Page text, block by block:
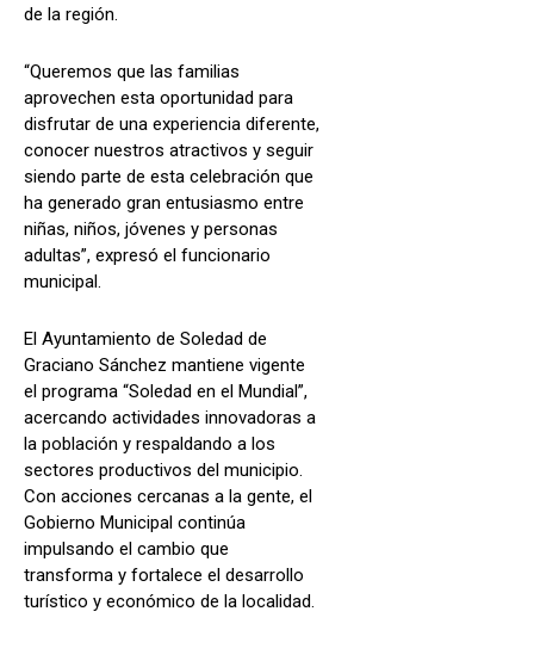
de la región.
“Queremos que las familias
aprovechen esta oportunidad para
disfrutar de una experiencia diferente,
conocer nuestros atractivos y seguir
siendo parte de esta celebración que
ha generado gran entusiasmo entre
niñas, niños, jóvenes y personas
adultas”, expresó el funcionario
municipal.
El Ayuntamiento de Soledad de
Graciano Sánchez mantiene vigente
el programa “Soledad en el Mundial”,
acercando actividades innovadoras a
la población y respaldando a los
sectores productivos del municipio.
Con acciones cercanas a la gente, el
Gobierno Municipal continúa
impulsando el cambio que
transforma y fortalece el desarrollo
turístico y económico de la localidad.